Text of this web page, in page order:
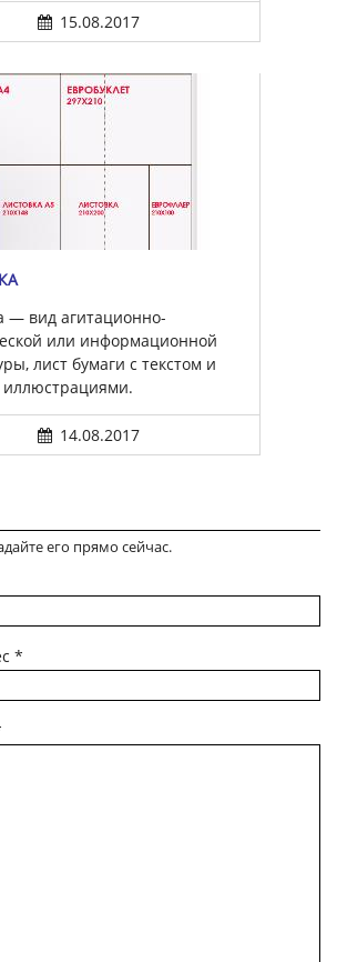
15.08.2017
— вид агитационно-
или информационной
лист бумаги с текстом и
иллюстрациями.
14.08.2017
его прямо сейчас.
*